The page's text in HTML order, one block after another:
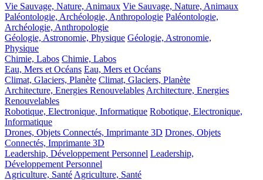
Vie Sauvage, Nature, Animaux Vie Sauvage, Nature, Animaux
Paléontologie, Archéologie, Anthropologie Paléontologie,
Archéologie, Anthropologie
Géologie, Astronomie, Physique Géologie, Astronomie,
Physique
Chimie, Labos Chimie, Labos
Eau, Mers et Océans Eau, Mers et Océans
Climat, Glaciers, Planète Climat, Glaciers, Planète
Architecture, Energies Renouvelables Architecture, Energies
Renouvelables
Robotique, Electronique, Informatique Robotique, Electronique,
Informatique
Drones, Objets Connectés, Imprimante 3D Drones, Objets
Connectés, Imprimante 3D
Leadership, Développement Personnel Leadership,
Développement Personnel
Agriculture, Santé Agriculture, Santé